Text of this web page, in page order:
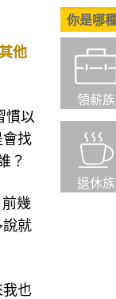
他
慣以
會找
？
幾
說就
也
你是哪
領薪族
退休族